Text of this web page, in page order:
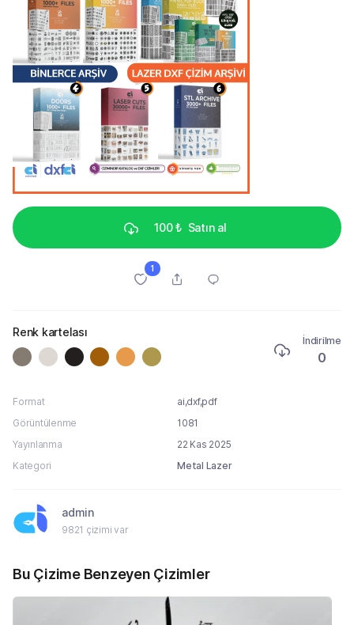
100 ₺ Satın al
1
Renk kartelası
İndirilme
0
Format
ai,dxf,pdf
Görüntülenme
1081
Yayınlanma
22 Kas 2025
Kategori
Metal Lazer
admin
9821 çizimi var
Bu Çizime Benzeyen Çizimler